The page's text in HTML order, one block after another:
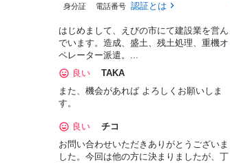
身分証 電話番号 認証とは
はじめまして、えびの市にて建設業を営ん
でいます。造成、盛土、残土処理、重機オ
ペレーター派遣。...
良い
TAKA
また、機会があれば よろしくお願いしま
す。
良い
チコ
お問い合わせいただきありがとうございま
した。今回は他の方に決まりましたが、丁